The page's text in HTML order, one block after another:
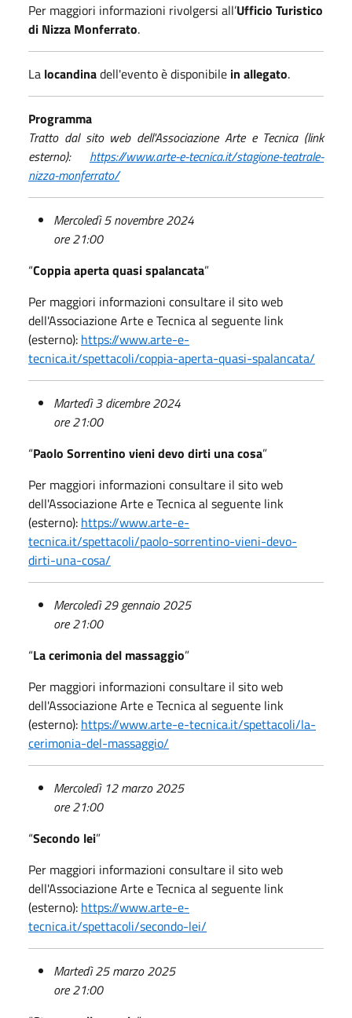
Per maggiori informazioni rivolgersi all’Ufficio Turistico
di Nizza Monferrato.
La locandinadell'evento è disponibile in allegato.
Programma
Tratto dal sito web dell'Associazione Arte e Tecnica (link
esterno): https://www.arte-e-tecnica.it/stagione-teatrale-
nizza-monferrato/
Mercoledì 5 novembre 2024
ore 21:00
“Coppia aperta quasi spalancata”
Per maggiori informazioni consultare il sito web
dell'Associazione Arte e Tecnica al seguente link
(esterno): https://www.arte-e-
tecnica.it/spettacoli/coppia-aperta-quasi-spalancata/
Martedì 3 dicembre 2024
ore 21:00
“Paolo Sorrentino vieni devo dirti una cosa”
Per maggiori informazioni consultare il sito web
dell'Associazione Arte e Tecnica al seguente link
(esterno): https://www.arte-e-
tecnica.it/spettacoli/paolo-sorrentino-vieni-devo-
dirti-una-cosa/
Mercoledì 29 gennaio 2025
ore 21:00
“La cerimonia del massaggio”
Per maggiori informazioni consultare il sito web
dell'Associazione Arte e Tecnica al seguente link
(esterno): https://www.arte-e-tecnica.it/spettacoli/la-
cerimonia-del-massaggio/
Mercoledì 12 marzo 2025
ore 21:00
“Secondo lei”
Per maggiori informazioni consultare il sito web
dell'Associazione Arte e Tecnica al seguente link
(esterno): https://www.arte-e-
tecnica.it/spettacoli/secondo-lei/
Martedì 25 marzo 2025
ore 21:00